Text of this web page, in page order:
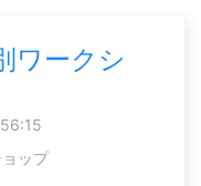
ワークシ
ップ